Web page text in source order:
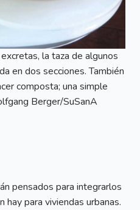
la taza de algunos
en dos secciones. También
composta; una simple
Berger/SuSanA
pensados para integrarlos
hay para viviendas urbanas.